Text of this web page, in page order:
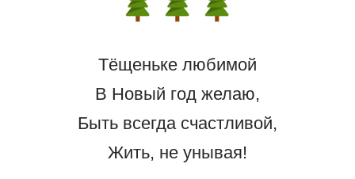
Тёщеньке любимой
В Новый год желаю,
Быть всегда счастливой,
Жить, не унывая!